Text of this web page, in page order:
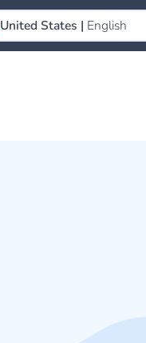
United States | English